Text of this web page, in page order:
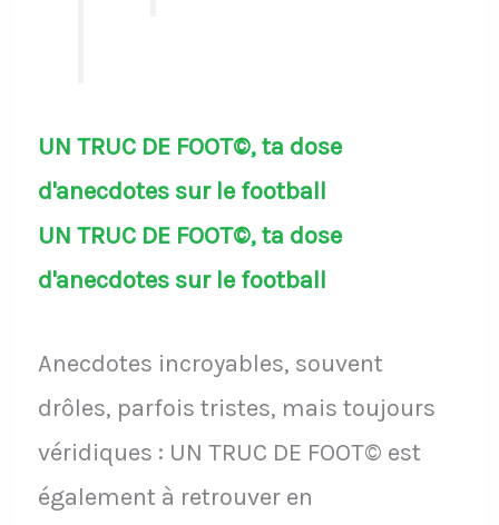
UN TRUC DE FOOT©, ta dose
d'anecdotes sur le football
UN TRUC DE FOOT©, ta dose
d'anecdotes sur le football
Anecdotes incroyables, souvent
drôles, parfois tristes, mais toujours
véridiques : UN TRUC DE FOOT© est
également à retrouver en